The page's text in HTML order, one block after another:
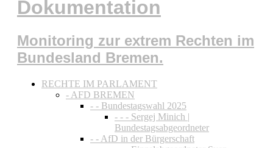
Dokumentation
Monitoring zur extrem Rechten im
Bundesland Bremen.
RECHTE IM PARLAMENT
- AFD BREMEN
- - Bundestagswahl 2025
- - - Sergej Minich |
Bundestagsabgeordneter
- - AfD in der Bürgerschaft